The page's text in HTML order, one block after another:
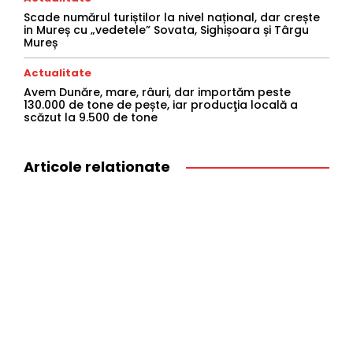
Scade numărul turiștilor la nivel național, dar crește
in Mureș cu „vedetele” Sovata, Sighișoara și Târgu
Mureș
Actualitate
Avem Dunăre, mare, râuri, dar importăm peste
130.000 de tone de pește, iar producţia locală a
scăzut la 9.500 de tone
Articole relationate